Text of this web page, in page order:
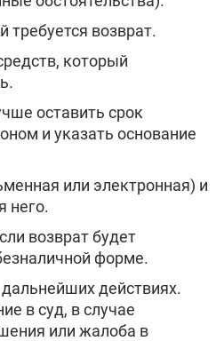
требуется возврат.
который
оставить срок
и указать основание
или электронная) и
него.
возврат будет
форме.
действиях.
в суд, в случае
или жалоба в